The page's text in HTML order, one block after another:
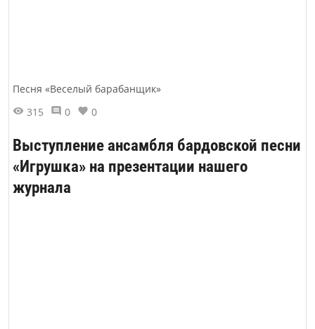
Песня «Веселый барабанщик»
315
0 0
Выступление ансамбля бардовской песни
«Игрушка» на презентации нашего
журнала